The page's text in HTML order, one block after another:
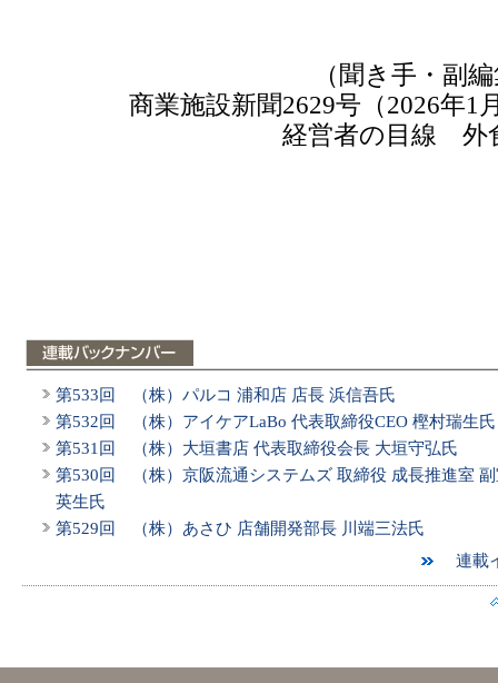
（聞き手・副
商業施設新聞2629号（2026年1
経営者の目線 外
第533回 （株）パルコ 浦和店 店長 浜信吾氏
第532回 （株）アイケアLaBo 代表取締役CEO 樫村瑞生氏
第531回 （株）大垣書店 代表取締役会長 大垣守弘氏
第530回 （株）京阪流通システムズ 取締役 成長推進室
英生氏
第529回 （株）あさひ 店舗開発部長 川端三法氏
連載